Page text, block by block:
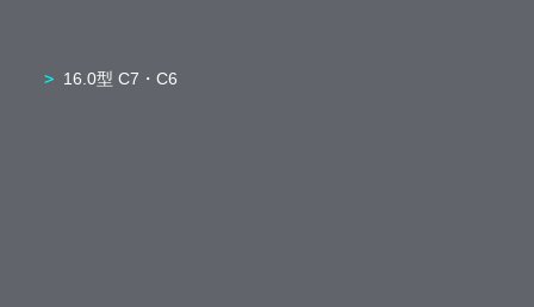
16.0型 C7・C6